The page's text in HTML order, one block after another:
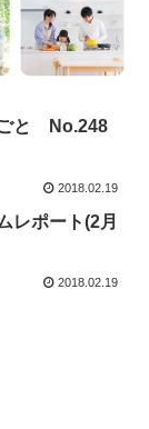
と No.248
2018.02.19
レポート(2月
2018.02.19